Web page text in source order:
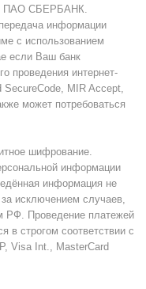
ПАО СБЕРБАНК.
информации
с использованием
если Ваш банк
проведения интернет-
MIR Accept,
может потребоваться
шифрование.
информации
информация не
исключением случаев,
РФ. Проведение платежей
в строгом соответствии с
Visa Int., MasterCard